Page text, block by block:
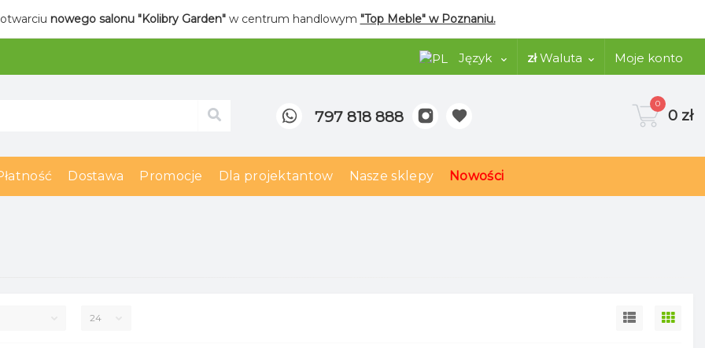
nowego salonu "Kolibry Garden" w centrum handlowym "Top Meble" w Poznaniu.
Język zł Waluta Moje konto
797 818 888
0
0 zł
Dostawa Promocje Dla projektantow Nasze sklepy Nowości